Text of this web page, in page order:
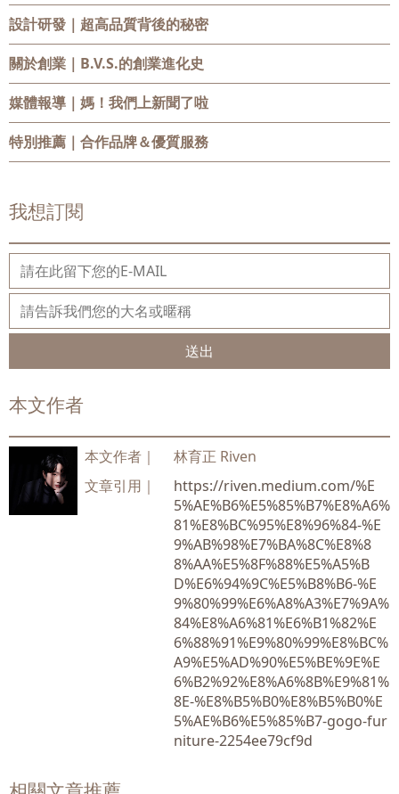
設計研發 ｜超高品質背後的秘密
關於創業 ｜B.V.S.的創業進化史
媒體報導 ｜媽！我們上新聞了啦
特別推薦 ｜合作品牌＆優質服務
我想訂閱
送出
本文作者
本文作者｜
林育正 Riven
文章引用｜
https://riven.medium.com/%E
5%AE%B6%E5%85%B7%E8%A6%
81%E8%BC%95%E8%96%84-%E
9%AB%98%E7%BA%8C%E8%8
8%AA%E5%8F%88%E5%A5%B
D%E6%94%9C%E5%B8%B6-%E
9%80%99%E6%A8%A3%E7%9A%
84%E8%A6%81%E6%B1%82%E
6%88%91%E9%80%99%E8%BC%
A9%E5%AD%90%E5%BE%9E%E
6%B2%92%E8%A6%8B%E9%81%
8E-%E8%B5%B0%E8%B5%B0%E
5%AE%B6%E5%85%B7-gogo-fur
niture-2254ee79cf9d